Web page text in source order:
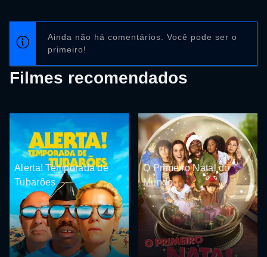
Ainda não há comentários. Você pode ser o
primeiro!
Filmes recomendados
Alerta! Temporada de
Tubarões
O Primeiro Natal do
Mundo